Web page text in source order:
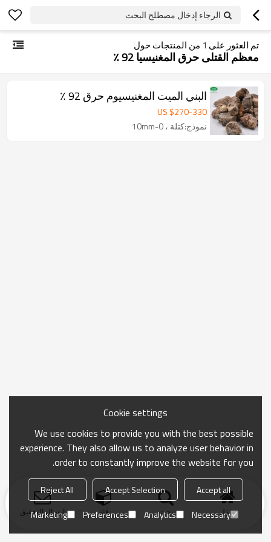
الرجاء إدخال مصطلح البحث
تم العثور على 1 من المنتجات حول
معظم القتلى حرق المغنيسيا 92 ٪
البني الميت المغنيسيوم حرق 92 ٪
US $270-330
نموذج:كتلة ، 0-10mm
منزل بحث فئة ارسال التحقيق
Cookie settings
We use cookies to provide you with the best possible
experience. They also allow us to analyze user behavior in
order to constantly improve the website for you.
Accept all
Accept Selection
Reject All
Necessary
Analytics
Preferences
Marketing